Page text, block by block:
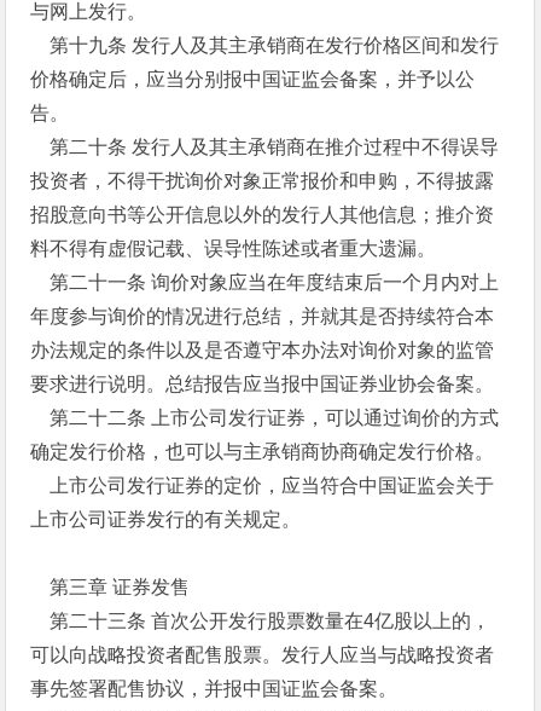
与网上发行。
第十九条 发行人及其主承销商在发行价格区间和发行
价格确定后，应当分别报中国证监会备案，并予以公
告。
第二十条 发行人及其主承销商在推介过程中不得误导
投资者，不得干扰询价对象正常报价和申购，不得披露
招股意向书等公开信息以外的发行人其他信息；推介资
料不得有虚假记载、误导性陈述或者重大遗漏。
第二十一条 询价对象应当在年度结束后一个月内对上
年度参与询价的情况进行总结，并就其是否持续符合本
办法规定的条件以及是否遵守本办法对询价对象的监管
要求进行说明。总结报告应当报中国证券业协会备案。
第二十二条 上市公司发行证券，可以通过询价的方式
确定发行价格，也可以与主承销商协商确定发行价格。
上市公司发行证券的定价，应当符合中国证监会关于
上市公司证券发行的有关规定。
第三章 证券发售
第二十三条 首次公开发行股票数量在4亿股以上的，
可以向战略投资者配售股票。发行人应当与战略投资者
事先签署配售协议，并报中国证监会备案。